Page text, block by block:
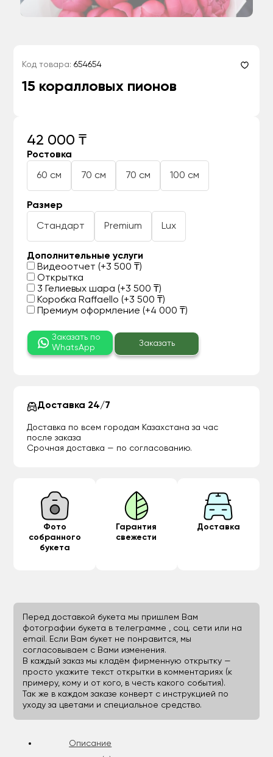
Код товара: 654654
15 коралловых пионов
42 000 ₸
Ростовка
60 см 70 см 70 см 100 см
Размер
Стандарт Premium Lux
Дополнительные услуги
Видеоотчет (+3 500 ₸)
Открытка
3 Гелиевых шара (+3 500 ₸)
Коробка Raffaello (+3 500 ₸)
Премиум оформление (+4 000 ₸)
Заказать по
WhatsApp
Заказать
Доставка 24/7
Доставка по всем городам Казахстана за час
после заказа
Срочная доставка — по согласованию.
Фото
собранного
букета
Гарантия
свежести
Доставка
Перед доставкой букета мы пришлем Вам
фотографии букета в телеграмме , соц. сети или на
email. Если Вам букет не понравится, мы
согласовываем с Вами изменения.
В каждый заказ мы кладём фирменную открытку —
просто укажите текст открытки в комментариях (к
примеру, кому и от кого, в честь какого события).
Так же в каждом заказе конверт с инструкцией по
уходу за цветами и специальное средство.
Описание